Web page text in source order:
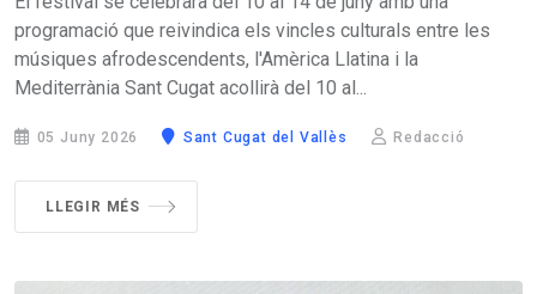
programació que reivindica els vincles culturals entre les
músiques afrodescendents, l'Amèrica Llatina i la
Mediterrània Sant Cugat acollirà del 10 al...
05 Juny 2026 Sant Cugat del Vallès Redacció
LLEGIR MÉS